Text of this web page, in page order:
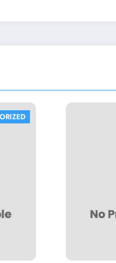
UNCATEGORIZED